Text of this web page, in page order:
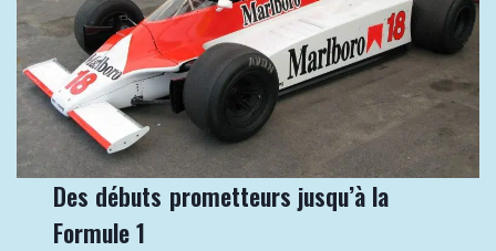
Des débuts prometteurs jusqu’à la
Formule 1